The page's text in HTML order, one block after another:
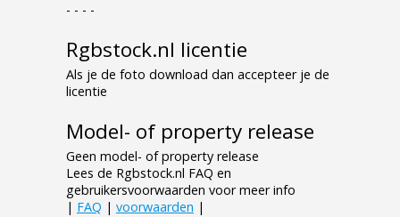
- - - -
Rgbstock.nl licentie
Als je de foto download dan accepteer je de
licentie
Model- of property release
Geen model- of property release
Lees de Rgbstock.nl FAQ en
gebruikersvoorwaarden voor meer info
| FAQ | voorwaarden |